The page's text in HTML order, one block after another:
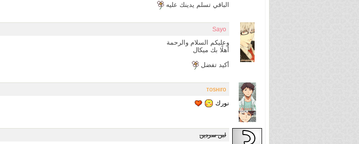
الباقي تسلم يدينك عليه
Sayo
وعليكم السلام والرحمة
أهلًا بك ميكال
أكيد تفضل
тoѕнιro
نورك
لبن سردين